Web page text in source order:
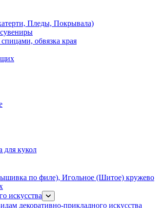
Пледы, Покрывала)
обвязка края
для кукол
по филе), Игольное (Шитое) кружево
искусства
декоративно-прикладного искусства